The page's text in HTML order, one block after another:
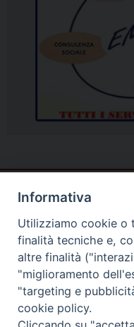
Informativa
Utilizziamo cookie o
finalità tecniche e,
altre finalità
"miglioramento
"targeting e
cookie policy.